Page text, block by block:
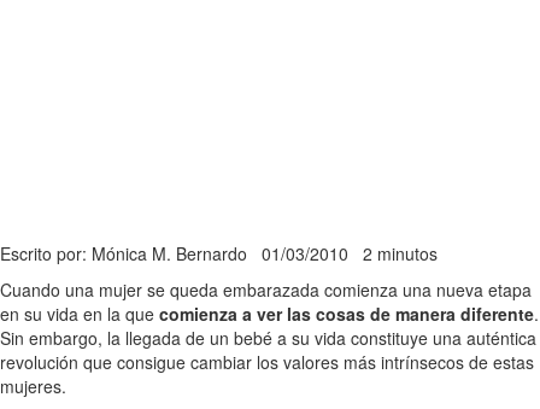
Escrito por: Mónica M. Bernardo 01/03/2010 2 minutos
Cuando una mujer se queda embarazada comienza una nueva etapa
en su vida en la que comienza a ver las cosas de manera diferente.
Sin embargo, la llegada de un bebé a su vida constituye una auténtica
revolución que consigue cambiar los valores más intrínsecos de estas
mujeres.